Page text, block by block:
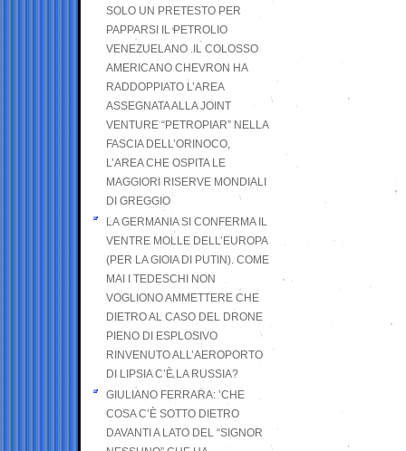
SOLO UN PRETESTO PER
PAPPARSI IL PETROLIO
VENEZUELANO .IL COLOSSO
AMERICANO CHEVRON HA
RADDOPPIATO L’AREA
ASSEGNATA ALLA JOINT
VENTURE “PETROPIAR” NELLA
FASCIA DELL’ORINOCO,
L’AREA CHE OSPITA LE
MAGGIORI RISERVE MONDIALI
DI GREGGIO
LA GERMANIA SI CONFERMA IL
VENTRE MOLLE DELL’EUROPA
(PER LA GIOIA DI PUTIN). COME
MAI I TEDESCHI NON
VOGLIONO AMMETTERE CHE
DIETRO AL CASO DEL DRONE
PIENO DI ESPLOSIVO
RINVENUTO ALL’AEROPORTO
DI LIPSIA C’È LA RUSSIA?
GIULIANO FERRARA: ’CHE
COSA C’È SOTTO DIETRO
DAVANTI A LATO DEL “SIGNOR